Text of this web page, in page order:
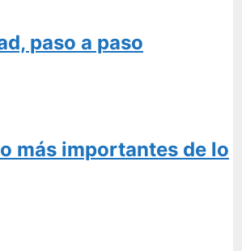
paso a paso
más importantes de lo